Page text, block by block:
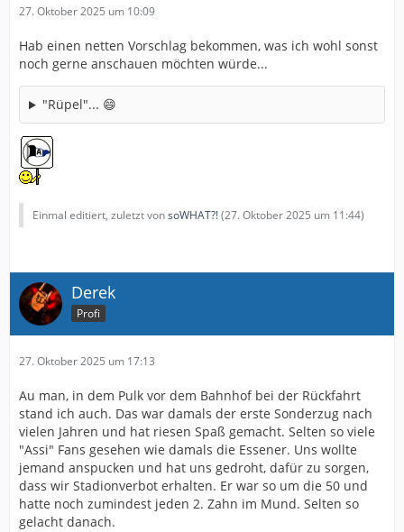
27. Oktober 2025 um 10:09
Hab einen netten Vorschlag bekommen, was ich wohl sonst
noch gerne anschauen möchten würde...
"Rüpel"... 😄
Einmal editiert, zuletzt vonsoWHAT?!(27. Oktober 2025 um 11:44)
Derek
Profi
27. Oktober 2025 um 17:13
Au man, in dem Pulk vor dem Bahnhof bei der Rückfahrt
stand ich auch. Das war damals der erste Sonderzug nach
vielen Jahren und hat riesen Spaß gemacht. Selten so viele
"Assi" Fans gesehen wie damals die Essener. Uns wollte
jemand anspucken und hat uns gedroht, dafür zu sorgen,
dass wir Stadionverbot erhalten. Er war so um die 50 und
hatte noch zumindest jeden 2. Zahn im Mund. Selten so
gelacht danach.